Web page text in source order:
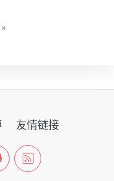
»
友情链接